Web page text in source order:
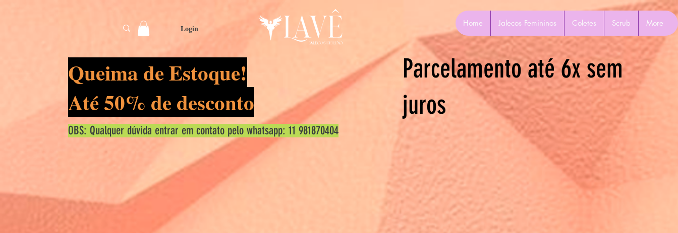
Login
Queima de Estoque!
Até 50% de desconto
OBS: Qualquer dúvida entrar em contato pelo whatsapp: 11 981870404
Home Jalecos Femininos Coletes Scrub More
Parcelamento até 6x sem
juros